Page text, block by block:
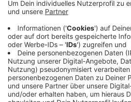
Anzeige
Das sei eine erfreuliche
Arbeitsmarkt im Kreis Mettmann,
Arbeitsmarktexperten. Und: Die
weiterhin niedriger als während
2009.